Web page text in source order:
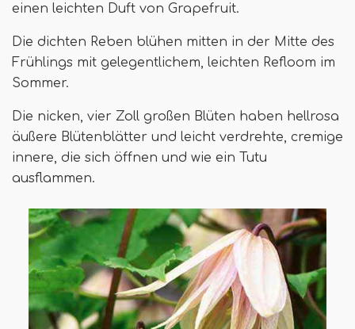
einen leichten Duft von Grapefruit.
Die dichten Reben blühen mitten in der Mitte des
Frühlings mit gelegentlichem, leichten Refloom im
Sommer.
Die nicken, vier Zoll großen Blüten haben hellrosa
äußere Blütenblätter und leicht verdrehte, cremige
innere, die sich öffnen und wie ein Tutu
ausflammen.